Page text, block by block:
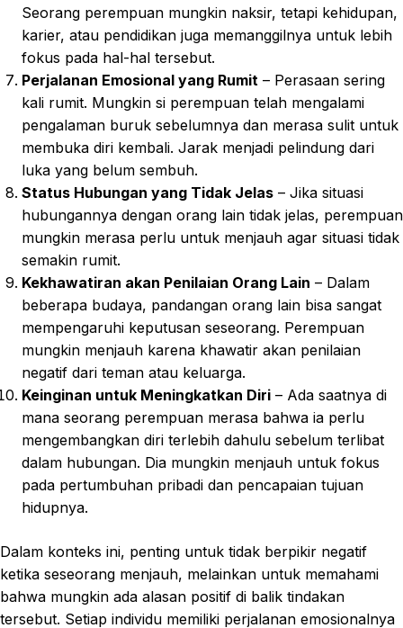
Seorang perempuan mungkin naksir, tetapi kehidupan,
karier, atau pendidikan juga memanggilnya untuk lebih
fokus pada hal-hal tersebut.
Perjalanan Emosional yang Rumit – Perasaan sering
kali rumit. Mungkin si perempuan telah mengalami
pengalaman buruk sebelumnya dan merasa sulit untuk
membuka diri kembali. Jarak menjadi pelindung dari
luka yang belum sembuh.
Status Hubungan yang Tidak Jelas – Jika situasi
hubungannya dengan orang lain tidak jelas, perempuan
mungkin merasa perlu untuk menjauh agar situasi tidak
semakin rumit.
Kekhawatiran akan Penilaian Orang Lain – Dalam
beberapa budaya, pandangan orang lain bisa sangat
mempengaruhi keputusan seseorang. Perempuan
mungkin menjauh karena khawatir akan penilaian
negatif dari teman atau keluarga.
Keinginan untuk Meningkatkan Diri – Ada saatnya di
mana seorang perempuan merasa bahwa ia perlu
mengembangkan diri terlebih dahulu sebelum terlibat
dalam hubungan. Dia mungkin menjauh untuk fokus
pada pertumbuhan pribadi dan pencapaian tujuan
hidupnya.
Dalam konteks ini, penting untuk tidak berpikir negatif
ketika seseorang menjauh, melainkan untuk memahami
bahwa mungkin ada alasan positif di balik tindakan
tersebut. Setiap individu memiliki perjalanan emosionalnya